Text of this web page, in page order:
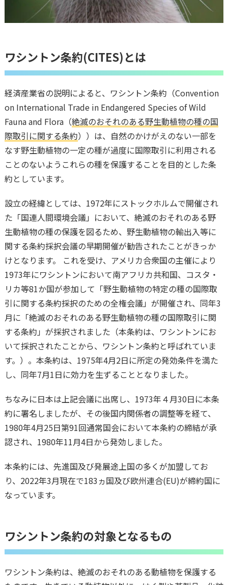
ワシントン条約(CITES)とは
経済産業省の説明によると、ワシントン条約（Convention
on International Trade in Endangered Species of Wild
Fauna and Flora（絶滅のおそれのある野生動植物の種の国
際取引に関する条約））は、自然のかけがえのない一部を
なす野生動植物の一定の種が過度に国際取引に利用される
ことのないようこれらの種を保護することを目的とした条
約としています。
設立の経緯としては、1972年にストックホルムで開催され
た「国連人間環境会議」において、絶滅のおそれのある野
生動植物の種の保護を図るため、野生動植物の輸出入等に
関する条約採択会議の早期開催が勧告されたことがきっか
けとなります。 これを受け、アメリカ合衆国の主催により
1973年にワシントンにおいて南アフリカ共和国、コスタ・
リカ等81か国が参加して「野生動植物の特定の種の国際取
引に関する条約採択のための全権会議」が開催され、同年3
月に「絶滅のおそれのある野生動植物の種の国際取引に関
する条約」が採択されました（本条約は、ワシントンにお
いて採択されたことから、ワシントン条約と呼ばれていま
す。）。本条約は、1975年4月2日に所定の発効条件を満た
し、同年7月1日に効力を生ずることとなりました。
ちなみに日本は上記会議に出席し、1973年４月30日に本条
約に署名しましたが、その後国内関係者の調整等を経て、
1980年4月25日第91回通常国会において本条約の締結が承
認され、1980年11月4日から発効しました。
本条約には、先進国及び発展途上国の多くが加盟してお
り、2022年3月現在で183ヵ国及び欧州連合(EU)が締約国に
なっています。
ワシントン条約の対象となるもの
ワシントン条約は、絶滅のおそれのある動植物を保護する